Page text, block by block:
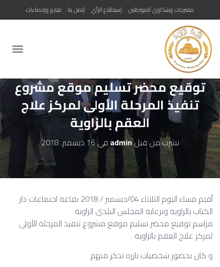
مقترحات وشكاوى المواطنين إستطلاع الرأي إتصل بنا تقارير وإحصاءات
ي
ل
توقيع محضر تسليم موقع مشروع
تنفيذ المرحلة الأولى لمركز علاج
العقم بالزاوية
نشرت من قبلadmin في16 ديسمبر، 2018
أقيم مساء اليوم الثلاثاء 04/ديسمبر / 2018 بقاعة اجتماعات دار
الكتاب بالزاوية وبرعاية المجلس البلدي الزاوية
مراسم توقيع محضر تسليم موقع مشروع تنفيذ المرحلة الأولى
لمركز علاج العقم بالزاوية ..
و كان بحضور شخصيات بارزه نذكر منهم